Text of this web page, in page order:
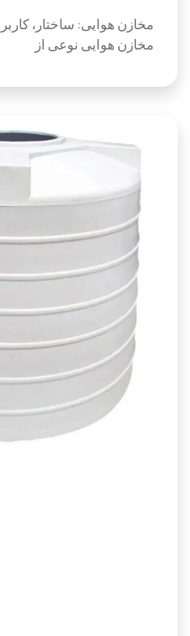
مخازن هوایی: ساختار،
مخازن هوایی نوعی از